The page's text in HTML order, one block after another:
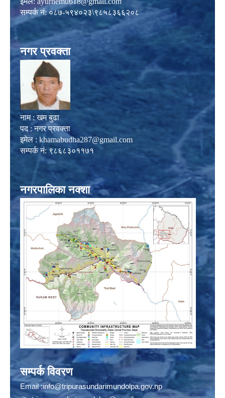
सम्पर्क नं: ०८७-५९४०२३\९८५८३६६२०८
नगर प्रवक्ता
नाम : खम बुढा
पद : नगर प्रवक्ता
इमेल : khamabudha287@gmail.com
सम्पर्क नं: ९८६८३०११७१
नगरपालिका नक्शा
सम्पर्क विवरण
Email :info@tripurasundarimundolpa.gov.np